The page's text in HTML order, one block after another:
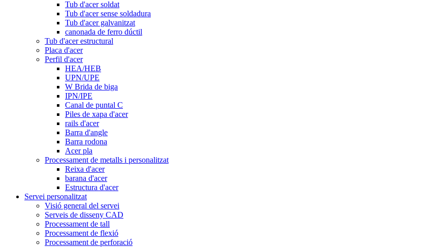
Tub d'acer soldat
Tub d'acer sense soldadura
Tub d'acer galvanitzat
canonada de ferro dúctil
Tub d'acer estructural
Placa d'acer
Perfil d'acer
HEA/HEB
UPN/UPE
W Brida de biga
IPN/IPE
Canal de puntal C
Piles de xapa d'acer
rails d'acer
Barra d'angle
Barra rodona
Acer pla
Processament de metalls i personalitzat
Reixa d'acer
barana d'acer
Estructura d'acer
Servei personalitzat
Visió general del servei
Serveis de disseny CAD
Processament de tall
Processament de flexió
Processament de perforació